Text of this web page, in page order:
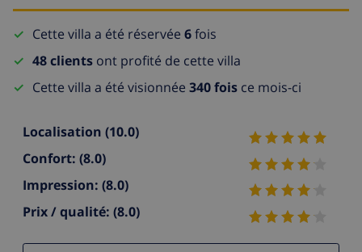
Cette villa a été réservée 6fois
48 clients ont profité de cette villa
Cette villa a été visionnée 340 fois ce mois-ci
Localisation (10.0)
Confort: (8.0)
Impression: (8.0)
Prix / qualité: (8.0)